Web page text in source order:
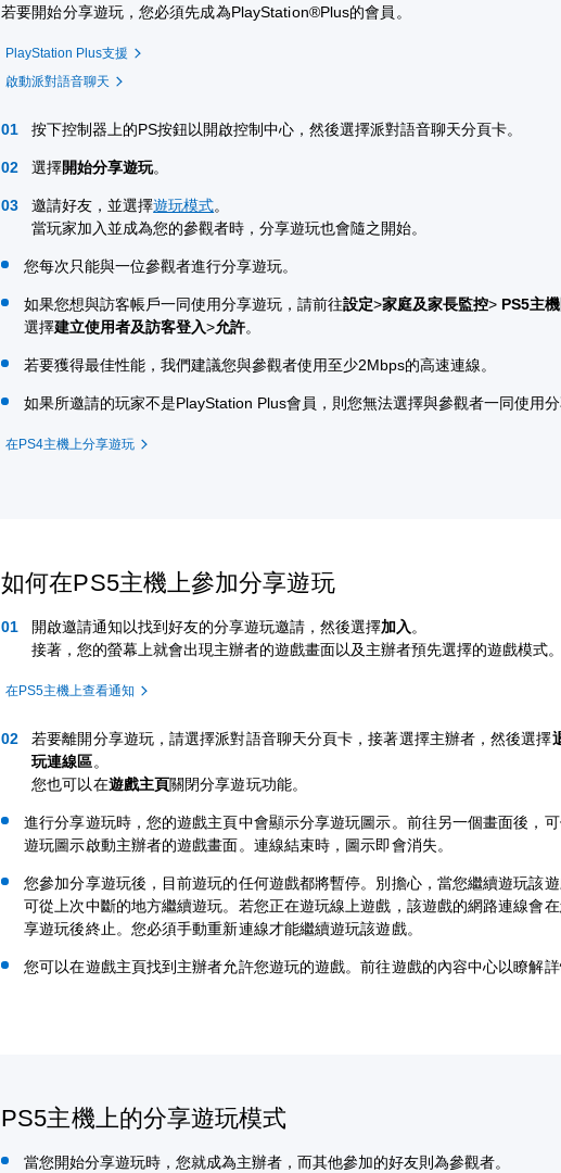
若要開始分享遊玩，您必須先成為PlayStation®Plus的會員。
PlayStation Plus支援
啟動派對語音聊天
按下控制器上的PS按鈕以開啟控制中心，然後選擇派對語音聊天分頁卡。
選擇開始分享遊玩。
邀請好友，並選擇遊玩模式。
當玩家加入並成為您的參觀者時，分享遊玩也會隨之開始。
您每次只能與一位參觀者進行分享遊玩。
如果您想與訪客帳戶一同使用分享遊玩，請前往設定>家庭及家長監控> PS5主
選擇建立使用者及訪客登入>允許。
若要獲得最佳性能，我們建議您與參觀者使用至少2Mbps的高速連線。
如果所邀請的玩家不是PlayStation Plus會員，則您無法選擇與參觀者一同使用分
在PS4主機上分享遊玩
如何在PS5主機上參加分享遊玩
開啟邀請通知以找到好友的分享遊玩邀請，然後選擇加入 。
接著，您的螢幕上就會出現主辦者的遊戲畫面以及主辦者預先選擇的遊戲模式。
在PS5主機上查看通知
若要離開分享遊玩，請選擇派對語音聊天分頁卡，接著選擇主辦者，然後選擇
玩連線區。
您也可以在遊戲主頁關閉分享遊玩功能。
進行分享遊玩時，您的遊戲主頁中會顯示分享遊玩圖示。前往另一個畫面後，
遊玩圖示啟動主辦者的遊戲畫面。連線結束時，圖示即會消失。
您參加分享遊玩後，目前遊玩的任何遊戲都將暫停。別擔心，當您繼續遊玩該
可從上次中斷的地方繼續遊玩。若您正在遊玩線上遊戲，該遊戲的網路連線會
享遊玩後終止。您必須手動重新連線才能繼續遊玩該遊戲。
您可以在遊戲主頁找到主辦者允許您遊玩的遊戲。前往遊戲的內容中心以瞭解詳
PS5主機上的分享遊玩模式
當您開始分享遊玩時，您就成為主辦者，而其他參加的好友則為參觀者。